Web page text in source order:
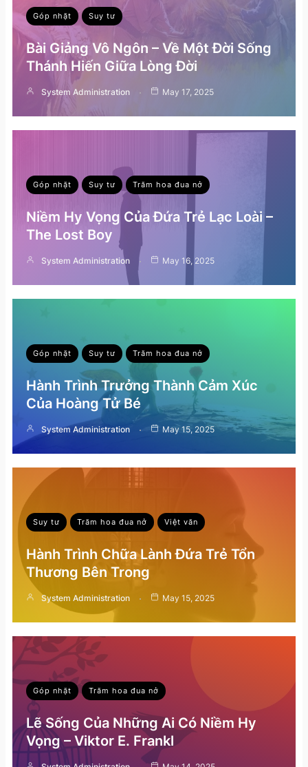
Góp nhặt Suy tư
Bài Giảng Vô Ngôn – Về Một Đời Sống
Thánh Hiến Giữa Lòng Đời
System Administration May 17, 2025
Góp nhặt Suy tư Trăm hoa đua nở
Niềm Hy Vọng Của Đứa Trẻ Lạc Loài –
The Lost Boy
System Administration May 16, 2025
Góp nhặt Suy tư Trăm hoa đua nở
Hành Trình Trưởng Thành Cảm Xúc
Của Hoàng Tử Bé
System Administration May 15, 2025
Suy tư Trăm hoa đua nở Việt văn
Hành Trình Chữa Lành Đứa Trẻ Tổn
Thương Bên Trong
System Administration May 15, 2025
Góp nhặt Trăm hoa đua nở
Lẽ Sống Của Những Ai Có Niềm Hy
Vọng – Viktor E. Frankl